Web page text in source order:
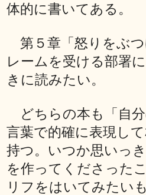
体的に書いてある。
第５章「怒りをぶ
レームを受ける部署
きに読みたい。
どちらの本も「自
言葉で的確に表現し
持つ。いつか思いっ
を作ってくださった
リフをはいてみたい